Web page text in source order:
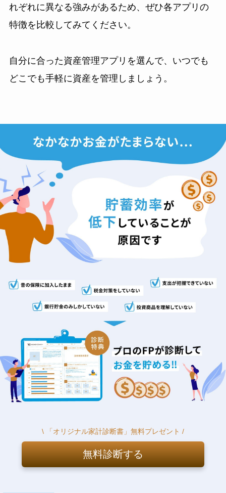
れぞれに異なる強みがあるため、ぜひ各アプリの
特徴を比較してみてください。
自分に合った資産管理アプリを選んで、いつでも
どこでも手軽に資産を管理しましょう。
\ 「オリジナル家計診断書」無料プレゼント /
無料診断する